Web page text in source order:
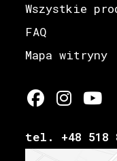
Wszystkie
FAQ
Mapa witryny
tel. +48 518